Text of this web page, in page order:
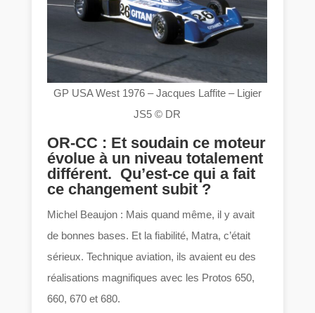
GP USA West 1976 – Jacques Laffite – Ligier
JS5 © DR
OR-CC : Et soudain ce moteur
évolue à un niveau totalement
différent. Qu’est-ce qui a fait
ce changement subit ?
Michel Beaujon : Mais quand même, il y avait
de bonnes bases. Et la fiabilité, Matra, c’était
sérieux. Technique aviation, ils avaient eu des
réalisations magnifiques avec les Protos 650,
660, 670 et 680.